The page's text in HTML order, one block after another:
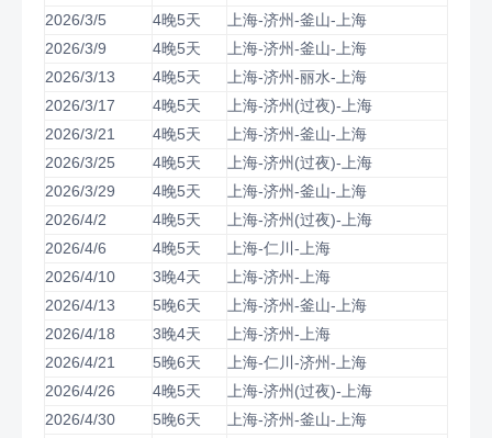
2026/3/5
4晚5天
上海-济州-釜山-上海
2026/3/9
4晚5天
上海-济州-釜山-上海
2026/3/13
4晚5天
上海-济州-丽水-上海
2026/3/17
4晚5天
上海-济州(过夜)-上海
2026/3/21
4晚5天
上海-济州-釜山-上海
2026/3/25
4晚5天
上海-济州(过夜)-上海
2026/3/29
4晚5天
上海-济州-釜山-上海
2026/4/2
4晚5天
上海-济州(过夜)-上海
2026/4/6
4晚5天
上海-仁川-上海
2026/4/10
3晚4天
上海-济州-上海
2026/4/13
5晚6天
上海-济州-釜山-上海
2026/4/18
3晚4天
上海-济州-上海
2026/4/21
5晚6天
上海-仁川-济州-上海
2026/4/26
4晚5天
上海-济州(过夜)-上海
2026/4/30
5晚6天
上海-济州-釜山-上海